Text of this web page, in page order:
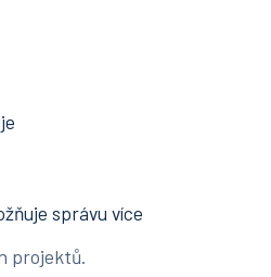
správu více
projektů.